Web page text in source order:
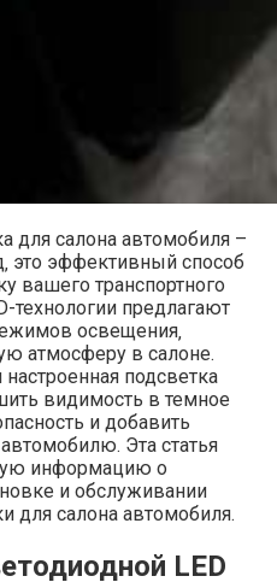
для салона автомобиля –
это эффективный способ
вашего транспортного
технологии предлагают
освещения‚
атмосферу в салоне.
подсветка
видимость в темное
и добавить
Эта статья
информацию о
и обслуживании
для салона автомобиля.
LED